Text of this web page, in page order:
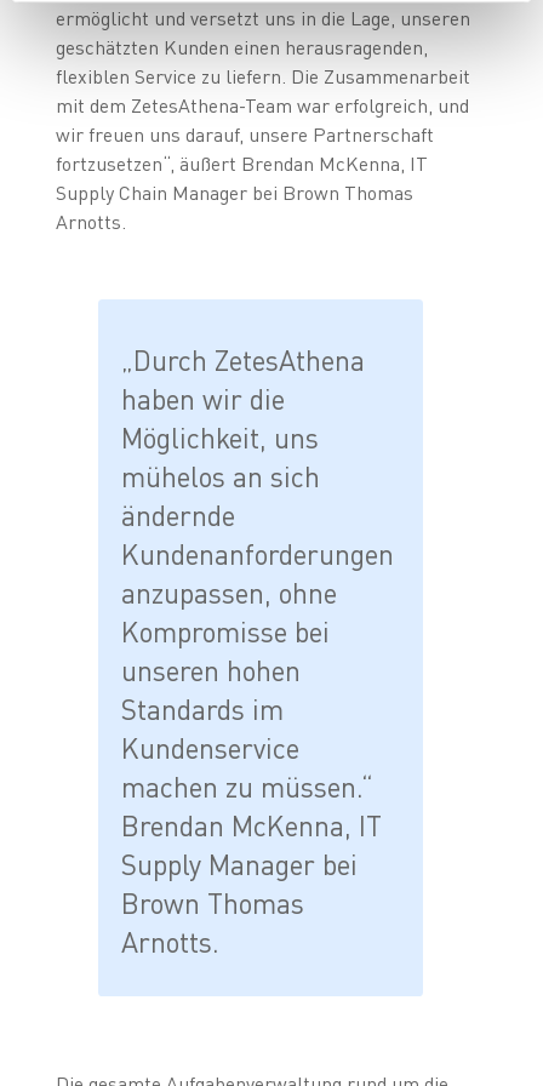
ermöglicht und versetzt uns in die Lage, unseren
geschätzten Kunden einen herausragenden,
flexiblen Service zu liefern. Die Zusammenarbeit
mit dem ZetesAthena-Team war erfolgreich, und
wir freuen uns darauf, unsere Partnerschaft
fortzusetzen“, äußert Brendan McKenna, IT
Supply Chain Manager bei Brown Thomas
Arnotts.
„Durch ZetesAthena
haben wir die
Möglichkeit, uns
mühelos an sich
ändernde
Kundenanforderungen
anzupassen, ohne
Kompromisse bei
unseren hohen
Standards im
Kundenservice
machen zu müssen.“
Brendan McKenna, IT
Supply Manager bei
Brown Thomas
Arnotts.